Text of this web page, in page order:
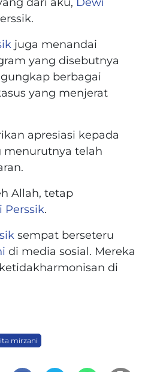
juga menandai
yang disebutnya
berbagai
yang menjerat
apresiasi kepada
menurutnya telah
Allah, tetap
Perssik.
sempat berseteru
di media sosial. Mereka
di
mirzani